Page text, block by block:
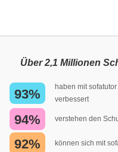
Über 2,1 Millionen
93%
haben mit
verbessert
94% verstehen den
92% können sich mit